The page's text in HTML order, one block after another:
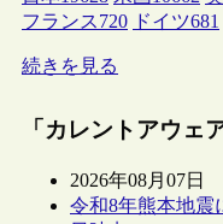
フランス720 ドイツ681
続きを見る
「カレントアウェ
2026年08月07日
令和8年熊本地震